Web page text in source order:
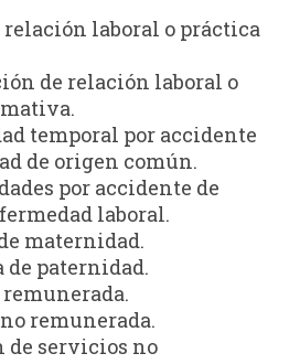
laboral o práctica
de relación laboral o
temporal por accidente
de origen común.
por accidente de
laboral.
maternidad.
de paternidad.
remunerada.
de servicios no